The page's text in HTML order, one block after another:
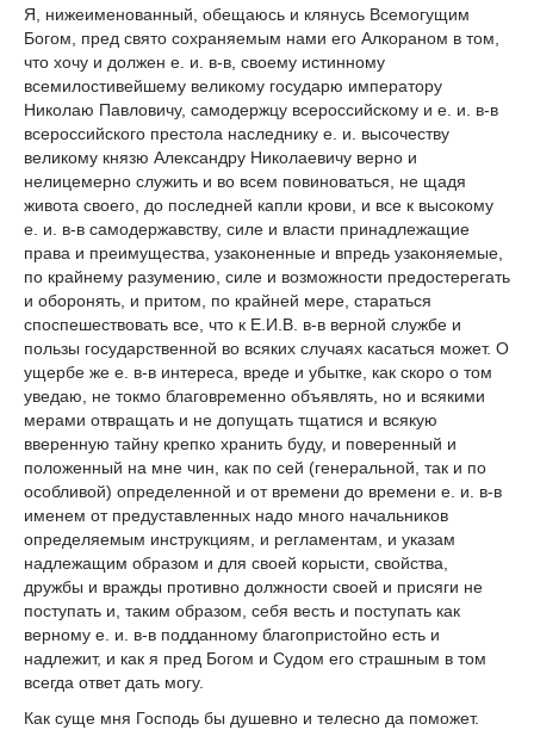
Я, нижеименованный, обещаюсь и клянусь Всемогущим
Богом, пред свято сохраняемым нами его Алкораном в том,
что хочу и должен е. и. в-в, своему истинному
всемилостивейшему великому государю императору
Николаю Павловичу, самодержцу всероссийскому и е. и. в-в
всероссийского престола наследнику е. и. высочеству
великому князю Александру Николаевичу верно и
нелицемерно служить и во всем повиноваться, не щадя
живота своего, до последней капли крови, и все к высокому
е. и. в-в самодержавству, силе и власти принадлежащие
права и преимущества, узаконенные и впредь узаконяемые,
по крайнему разумению, силе и возможности предостерегать
и оборонять, и притом, по крайней мере, стараться
споспешествовать все, что к Е.И.В. в-в верной службе и
пользы государственной во всяких случаях касаться может. О
ущербе же е. в-в интереса, вреде и убытке, как скоро о том
уведаю, не токмо благовременно объявлять, но и всякими
мерами отвращать и не допущать тщатися и всякую
вверенную тайну крепко хранить буду, и поверенный и
положенный на мне чин, как по сей (генеральной, так и по
особливой) определенной и от времени до времени е. и. в-в
именем от предуставленных надо много начальников
определяемым инструкциям, и регламентам, и указам
надлежащим образом и для своей корысти, свойства,
дружбы и вражды противно должности своей и присяги не
поступать и, таким образом, себя весть и поступать как
верному е. и. в-в подданному благопристойно есть и
надлежит, и как я пред Богом и Судом его страшным в том
всегда ответ дать могу.
Как суще мня Господь бы душевно и телесно да поможет.